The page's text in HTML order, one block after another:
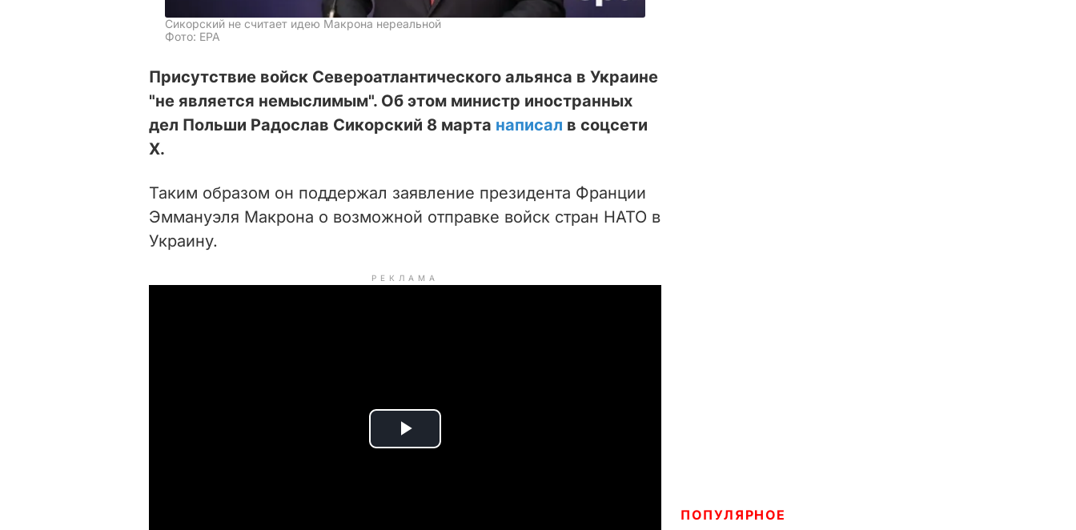
Сикорский не считает идею Макрона нереальной
Фото: ЕРА
Присутствие войск Североатлантического альянса в Украине
"не является немыслимым". Об этом министр иностранных
дел Польши Радослав Сикорский 8 марта написал в соцсети
Х.
Таким образом он поддержал заявление президента Франции
Эммануэля Макрона о возможной отправке войск стран НАТО в
Украину.
РЕКЛАМА
P
ПОПУЛЯРНОЕ